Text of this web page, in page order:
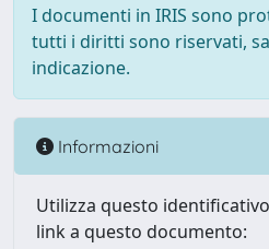
I documenti in IRIS sono
tutti i diritti sono riservati,
indicazione.
Informazioni
Utilizza questo
link a questo documento: